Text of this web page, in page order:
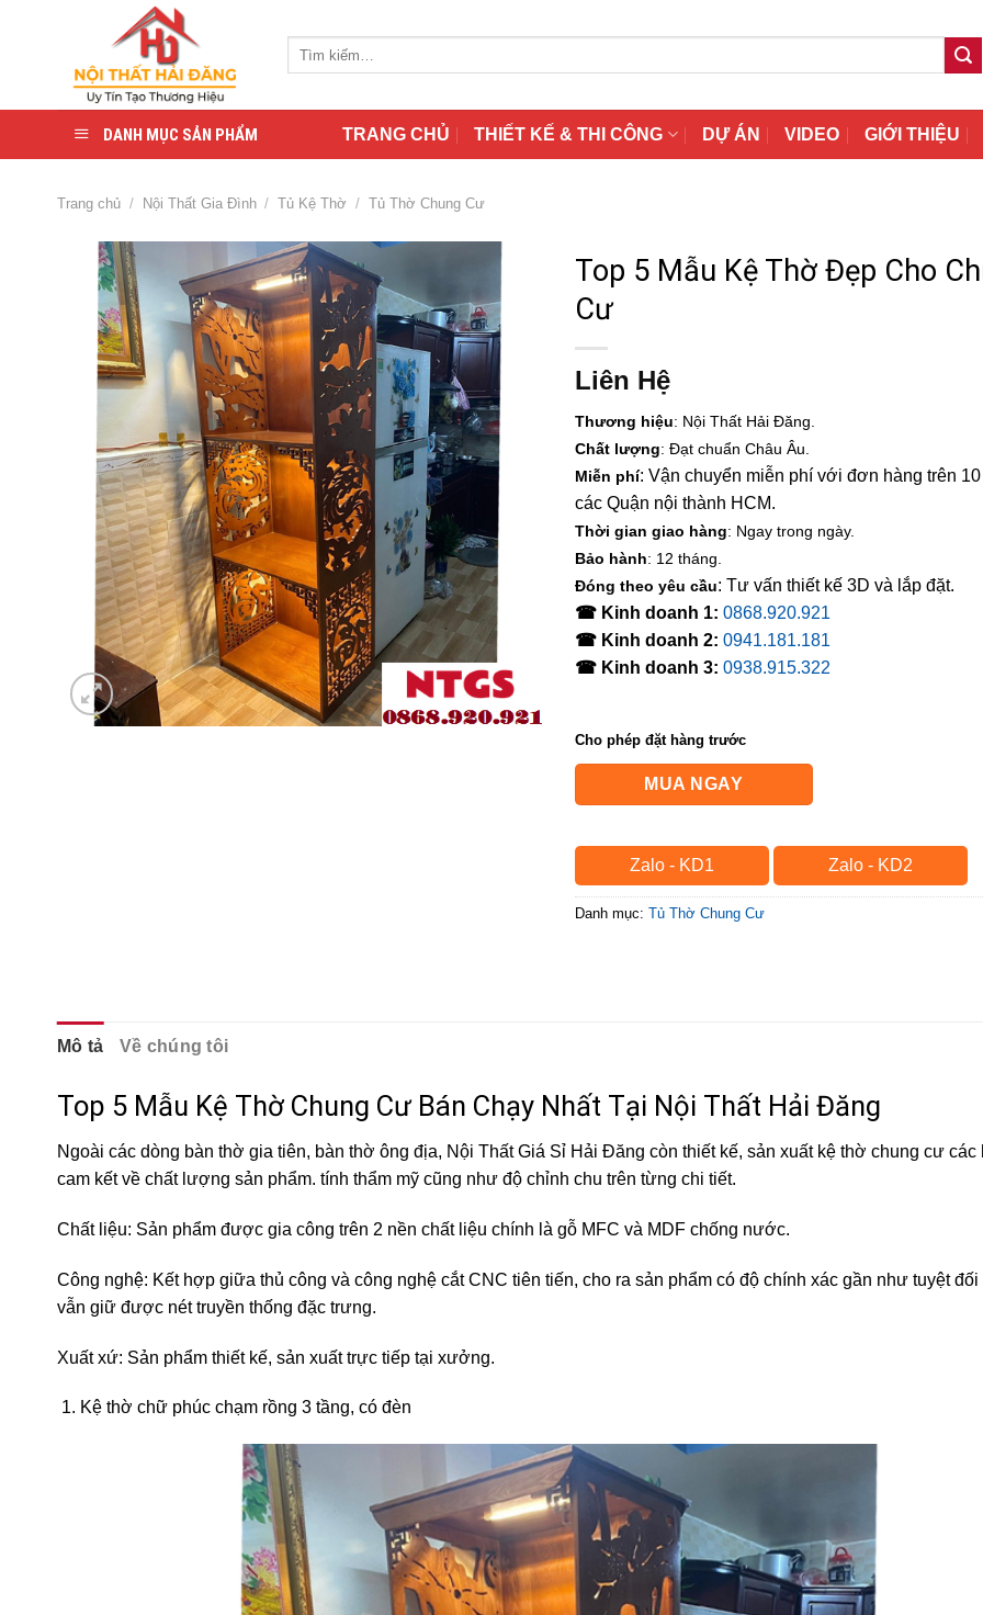
DANH MỤC SẢN PHẨM TRANG CHỦ THIẾT KẾ & THI CÔNG DỰ ÁN VIDEO GIỚI THIỆU
Trang chủ / Nội Thất Gia Đình / Tủ Kệ Thờ / Tủ Thờ Chung Cư
Top 5 Mẫu Kệ Thờ Đẹp Cho
Cư
Liên Hệ
Thương hiệu: Nội Thất Hải Đăng.
Chất lượng: Đạt chuẩn Châu Âu.
Miễn phí: Vận chuyển miễn phí với đơn hàng trên 10
các Quận nội thành HCM.
Thời gian giao hàng: Ngay trong ngày.
Bảo hành: 12 tháng.
Đóng theo yêu cầu: Tư vấn thiết kế 3D và lắp đặt.
☎ Kinh doanh 1: 0868.920.921
☎ Kinh doanh 2: 0941.181.181
☎ Kinh doanh 3: 0938.915.322
Cho phép đặt hàng trước
MUA NGAY
Zalo - KD1 Zalo - KD2
Danh mục: Tủ Thờ Chung Cư
Mô tả Về chúng tôi
Top 5 Mẫu Kệ Thờ Chung Cư Bán Chạy Nhất Tại Nội Thất Hải Đăng
Ngoài các dòng bàn thờ gia tiên, bàn thờ ông địa, Nội Thất Giá Sỉ Hải Đăng còn thiết kế, sản xuất kệ thờ chung cư các
cam kết về chất lượng sản phẩm. tính thẩm mỹ cũng như độ chỉnh chu trên từng chi tiết.
Chất liệu: Sản phẩm được gia công trên 2 nền chất liệu chính là gỗ MFC và MDF chống nước.
Công nghệ: Kết hợp giữa thủ công và công nghệ cắt CNC tiên tiến, cho ra sản phẩm có độ chính xác gần như tuyệt
vẫn giữ được nét truyền thống đặc trưng.
Xuất xứ: Sản phẩm thiết kế, sản xuất trực tiếp tại xưởng.
Kệ thờ chữ phúc chạm rồng 3 tầng, có đèn